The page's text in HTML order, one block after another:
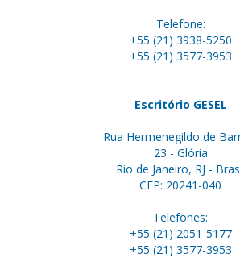
Telefone:
+55 (21) 3938-5250
+55 (21) 3577-3953
Escritório GESEL
Rua Hermenegildo de
23 - Glória
Rio de Janeiro, RJ -
CEP: 20241-040
Telefones:
+55 (21) 2051-5177
+55 (21) 3577-3953